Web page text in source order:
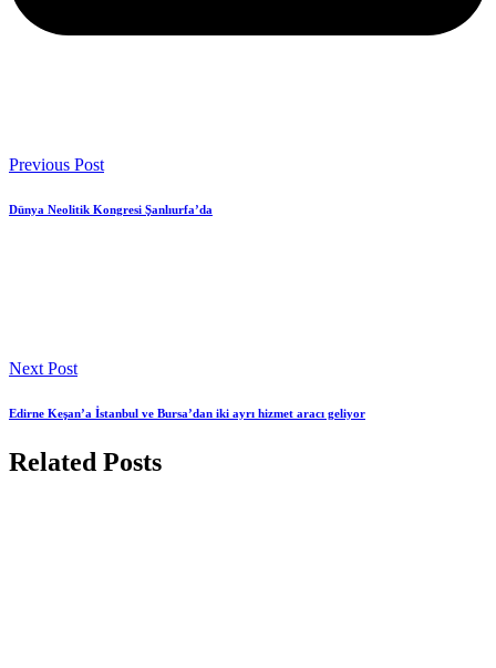
Previous Post
Dünya Neolitik Kongresi Şanlıurfa’da
Next Post
Edirne Keşan’a İstanbul ve Bursa’dan iki ayrı hizmet aracı geliyor
Related Posts